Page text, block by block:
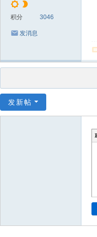
积分 3046
发消息
发新帖